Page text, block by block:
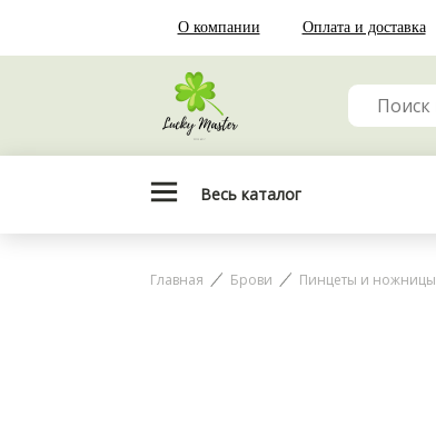
Главная Брови Пинцеты и ножницы
О компании Оплата и доставка
Весь каталог